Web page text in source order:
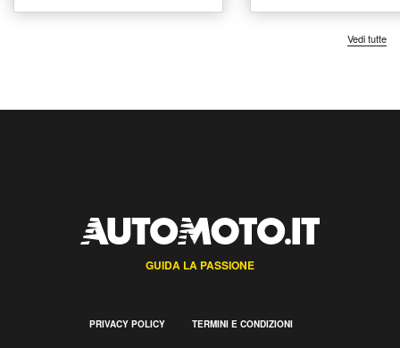
Vedi tutte
GUIDA LA PASSIONE
PRIVACY POLICY TERMINI E CONDIZIONI